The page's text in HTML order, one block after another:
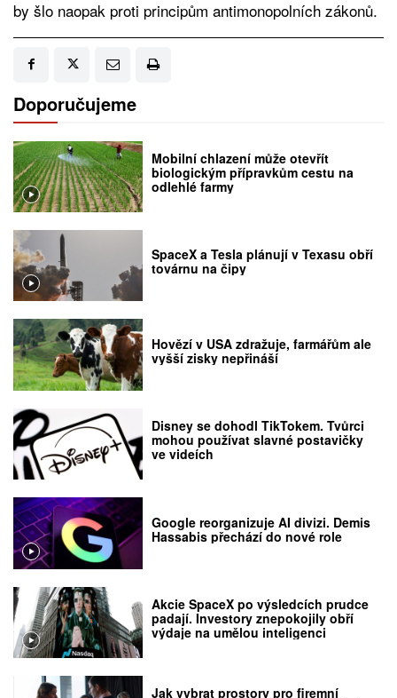
by šlo naopak proti principům antimonopolních zákonů.
Doporučujeme
Mobilní chlazení může otevřít
biologickým přípravkům cestu na
odlehlé farmy
SpaceX a Tesla plánují v Texasu obří
továrnu na čipy
Hovězí v USA zdražuje, farmářům ale
vyšší zisky nepřináší
Disney se dohodl TikTokem. Tvůrci
mohou používat slavné postavičky
ve videích
Google reorganizuje AI divizi. Demis
Hassabis přechází do nové role
Akcie SpaceX po výsledcích prudce
padají. Investory znepokojily obří
výdaje na umělou inteligenci
Jak vybrat prostory pro firemní